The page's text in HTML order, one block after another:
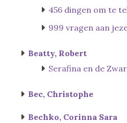
456 dingen om te
999 vragen aan
Beatty, Robert
Serafina en de
Bec, Christophe
Bechko, Corinna Sara